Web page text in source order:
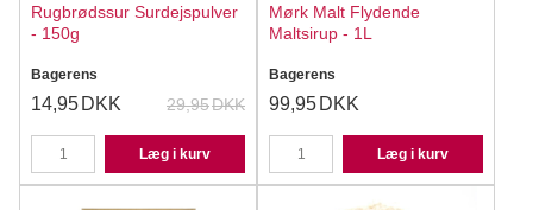
Rugbrødssur Surdejspulver
- 150g
Bagerens
29,95DKK
14,95 DKK
Læg i kurv
Mørk Malt Flydende
Maltsirup - 1L
Bagerens
99,95 DKK
Læg i kurv